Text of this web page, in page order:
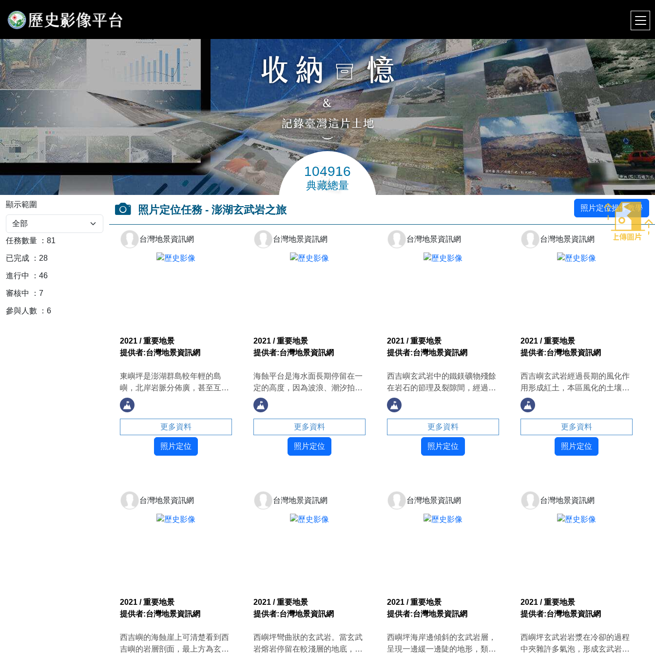
104916
典藏總量
顯示範圍
任務數量 ： 81
已完成 ： 28
進行中 ： 46
審核中 ： 7
參與人數 ： 6
照片定位任務 - 澎湖玄武岩之旅 照片定位操作教學
台灣地景資訊網
2021 / 重要地景
提供者:台灣地景資訊網
東嶼坪是澎湖群島較年輕的島
嶼，北岸岩脈分佈廣，甚至互相
截切成垂直狀，東嶼坪的海崖上
節理發達，但大多呈現不規則
更多資料
照片定位
台灣地景資訊網
2021 / 重要地景
提供者:台灣地景資訊網
海蝕平台是海水面長期停留在一
定的高度，因為波浪、潮汐拍
打，造成海岸後退而形成的平
台。西吉嶼的海蝕平台在退潮時
遺留下的海水，可欣賞潮間帶生
物及壺穴等小地景。
更多資料
照片定位
台灣地景資訊網
2021 / 重要地景
提供者:台灣地景資訊網
西吉嶼玄武岩中的鐵鎂礦物殘餘
在岩石的節理及裂隙間，經過長
期的雨水入滲及風化作用後，呈
現如鐵質鏽蝕般的條紋。
更多資料
照片定位
台灣地景資訊網
2021 / 重要地景
提供者:台灣地景資訊網
西吉嶼玄武岩經過長期的風化作
用形成紅土，本區風化的土壤層
厚度約0.5公尺，表示本區的風化
作用相當劇烈。同時土壤上方受
到雨水侵蝕後，形成淺層的土壤
層。
更多資料
照片定位
台灣地景資訊網
2021 / 重要地景
提供者:台灣地景資訊網
西吉嶼的海蝕崖上可清楚看到西
吉嶼的岩層剖面，最上方為玄武
台灣地景資訊網
2021 / 重要地景
提供者:台灣地景資訊網
西嶼坪彎曲狀的玄武岩。當玄武
岩熔岩停留在較淺層的地底，也
台灣地景資訊網
2021 / 重要地景
提供者:台灣地景資訊網
西嶼坪海岸邊傾斜的玄武岩層，
呈現一邊緩一邊陡的地形，類似
台灣地景資訊網
2021 / 重要地景
提供者:台灣地景資訊網
西嶼坪玄武岩岩漿在冷卻的過程
中夾雜許多氣泡，形成玄武岩